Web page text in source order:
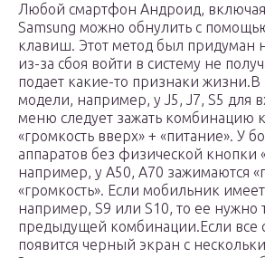
Любой смартфон Андроид, включая
Samsung можно обнулить с
клавиш. Этот метод был придуман
из-за сбоя войти в систему не
подает какие-то признаки жизни.В
модели, например, у J5, J7, S5 для
меню следует зажать комбинацию
«громкость вверх» + «питание». У
аппаратов без физической кнопки
например, у A50, A70 зажимаются
«громкость». Если мобильник
например, S9 или S10, то ее нужно
предыдущей комбинации.Если все
появится черный экран с